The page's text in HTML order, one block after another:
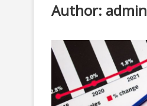
Author: admin